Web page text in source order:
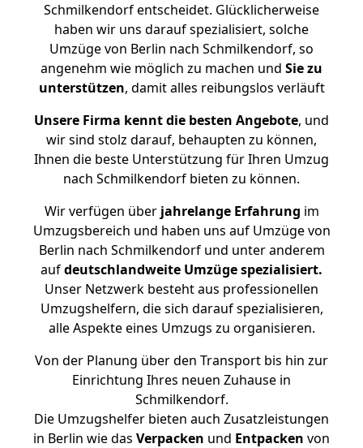
Schmilkendorf entscheidet. Glücklicherweise
haben wir uns darauf spezialisiert, solche
Umzüge von Berlin nach Schmilkendorf, so
angenehm wie möglich zu machen und Sie zu
unterstützen, damit alles reibungslos verläuft
Unsere Firma kennt die besten Angebote, und
wir sind stolz darauf, behaupten zu können,
Ihnen die beste Unterstützung für Ihren Umzug
nach Schmilkendorf bieten zu können.
Wir verfügen überjahrelange Erfahrung im
Umzugsbereich und haben uns auf Umzüge von
Berlin nach Schmilkendorf und unter anderem
aufdeutschlandweite Umzüge spezialisiert.
Unser Netzwerk besteht aus professionellen
Umzugshelfern, die sich darauf spezialisieren,
alle Aspekte eines Umzugs zu organisieren.
Von der Planung über den Transport bis hin zur
Einrichtung Ihres neuen Zuhause in
Schmilkendorf.
Die Umzugshelfer bieten auch Zusatzleistungen
in Berlin wie das Verpacken und Entpacken von